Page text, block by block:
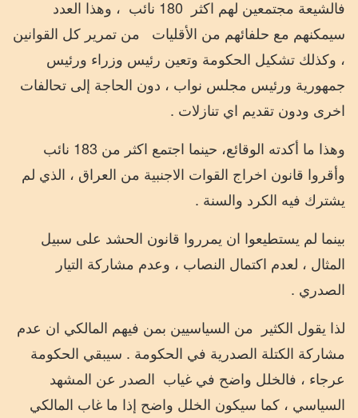
فالشيعة مجتمعين لهم اكثر 180 نائب
، وهذا العدد
سيمكنهم مع حلفائهم من الأقليات
من تمرير كل القوانين
، وكذلك تشكيل الحكومة وتعين رئيس وزراء ورئيس
جمهورية ورئيس مجلس نواب ، دون الحاجة إلى تحالفات
اخرى ودون تقديم اي تنازلات .
وهذا ما أكدته الوقائع، حينما اجتمع اكثر من 183 نائب
وأقروا قانون اخراج القوات الاجنبية من العراق ، الذي لم
يشترك فيه الكرد والسنة .
بينما لم يستطيعوا ان يمرروا قانون الحشد على سبيل
المثال ، لعدم اكتمال النصاب ، وعدم مشاركة التيار
الصدري .
لذا يقول الكثير
من السياسيين بمن فيهم المالكي ان عدم
مشاركة الكتلة الصدرية في الحكومة . سيبقي الحكومة
عرجاء ، فالخلل واضح في غياب الصدر عن المشهد
السياسي ، كما سيكون الخلل واضح إذا ما غاب المالكي